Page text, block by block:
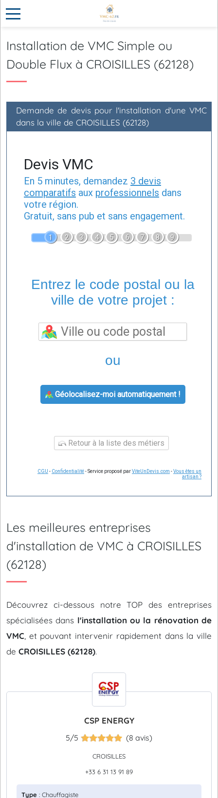
Installation de VMC Simple ou
Double Flux à CROISILLES (62128)
Demande de devis pour l'installation d'une VMC
dans la ville de CROISILLES (62128)
Devis VMC
En 5 minutes, demandez 3 devis
comparatifs aux professionnels dans
votre région.
Gratuit, sans pub et sans engagement.
1 2 3 4 5 6 7 8 9
Entrez le code postal ou la
ville de votre projet :
ou
Géolocalisez-moi automatiquement !
Retour à la liste des métiers
CGU - Confidentialité- Service proposé parViteUnDevis.com -Vous êtes un
artisan ?
Les meilleures entreprises
d'installation de VMC à CROISILLES
(62128)
Découvrez ci-dessous notre TOP des entreprises
spécialisées dans l'installation ou la rénovation de
VMC , et pouvant intervenir rapidement dans la ville
de CROISILLES (62128).
CSP ENERGY
5/5 (8 avis)
CROISILLES
+33 6 31 13 91 89
Type : Chauffagiste